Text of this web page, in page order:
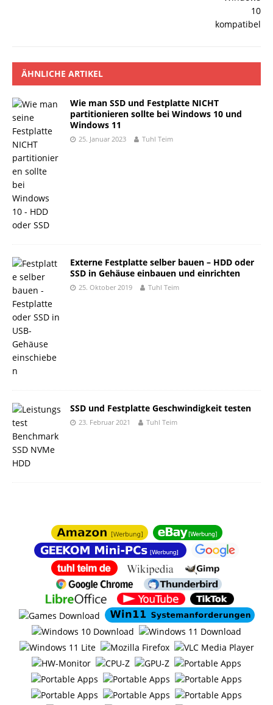
ÄHNLICHE ARTIKEL
Wie man SSD und Festplatte NICHT
partitionieren sollte bei Windows 10 und
Windows 11
25. Januar 2023 Tuhl Teim
Externe Festplatte selber bauen – HDD oder
SSD in Gehäuse einbauen und einrichten
25. Oktober 2019 Tuhl Teim
SSD und Festplatte Geschwindigkeit testen
23. Februar 2021 Tuhl Teim